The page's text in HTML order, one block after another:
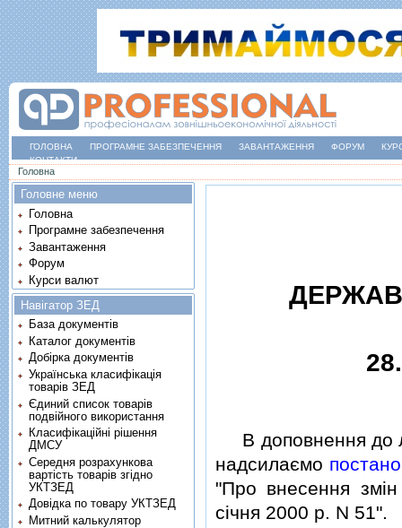
ГОЛОВНА ПРОГРАМНЕ ЗАБЕЗПЕЧЕННЯ ЗАВАНТАЖЕННЯ ФОРУМ
КОНТАКТИ
Ви є тут
Головна
В доповнення до
надсилаємо
"Про внесення
сiчня 2000 р. N 51".
Головне меню
Головна
Програмне забезпечення
Завантаження
Форум
Курси валют
Навігатор ЗЕД
База документів
Каталог документів
Добірка документів
Українська класифікація
товарів ЗЕД
Єдиний список товарів
подвійного використання
Класифікаційні рішення
ДМСУ
Середня розрахункова
вартість товарів згідно
УКТЗЕД
Довідка по товару УКТЗЕД
Митний калькулятор